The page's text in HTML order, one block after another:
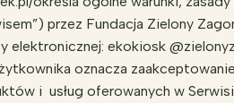
przez Fundacja Zielony
ekokiosk
oznacza
i usług oferowanych w